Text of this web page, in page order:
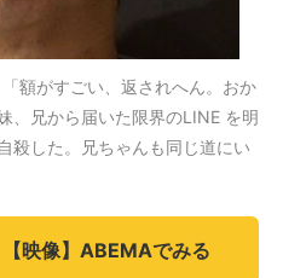
「額がすごい、返されへん。おか
、兄から届いた限界のLINE を明
殺した。兄ちゃんも同じ道にい
【映像】ABEMAでみる